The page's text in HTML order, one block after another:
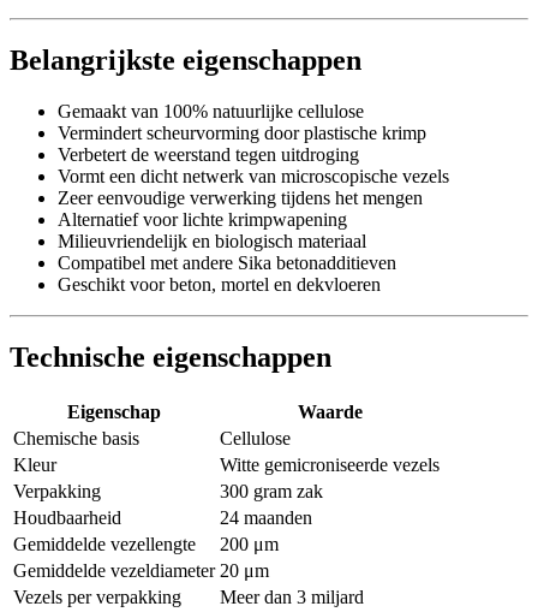
Belangrijkste eigenschappen
Gemaakt van 100% natuurlijke cellulose
Vermindert scheurvorming door plastische krimp
Verbetert de weerstand tegen uitdroging
Vormt een dicht netwerk van microscopische vezels
Zeer eenvoudige verwerking tijdens het mengen
Alternatief voor lichte krimpwapening
Milieuvriendelijk en biologisch materiaal
Compatibel met andere Sika betonadditieven
Geschikt voor beton, mortel en dekvloeren
Technische eigenschappen
Eigenschap
Waarde
Chemische basis
Cellulose
Kleur
Witte gemicroniseerde vezels
Verpakking
300 gram zak
Houdbaarheid
24 maanden
Gemiddelde vezellengte
200 μm
Gemiddelde vezeldiameter 20 μm
Vezels per verpakking
Meer dan 3 miljard